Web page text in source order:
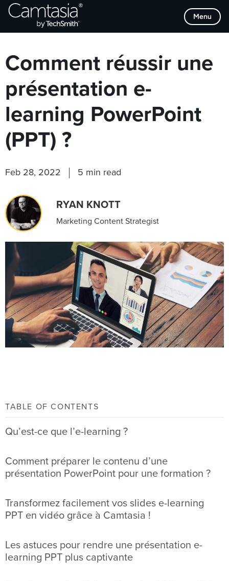
Passer
directement
Menu
Browse Categories
Comment réussir une
présentation e-
learning PowerPoint
(PPT) ?
Feb 28, 2022 5 min read
RYAN KNOTT
Marketing Content Strategist
TABLE OF CONTENTS
Qu’est-ce que l’e-learning ?
Comment préparer le contenu d’une
présentation PowerPoint pour une formation ?
Transformez facilement vos slides e-learning
PPT en vidéo grâce à Camtasia !
Les astuces pour rendre une présentation e-
learning PPT plus captivante